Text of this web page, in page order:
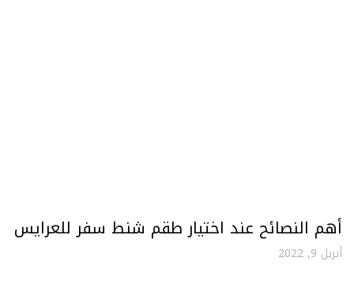
أهم النصائح عند اختيار طقم شنط سفر للعرايس
أبريل 9, 2022